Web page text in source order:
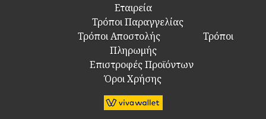
Εταιρεία
Τρόποι Παραγγελίας
Τρόποι Αποστολής
Τρόποι
Πληρωμής
Επιστροφές Προϊόντων
Όροι Χρήσης